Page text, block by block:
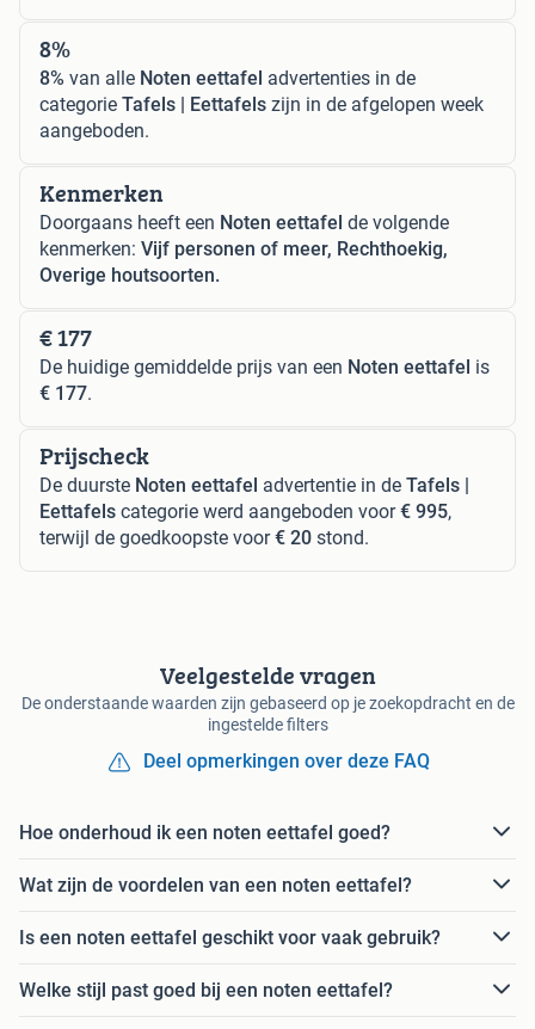
8%
8% van alle Noten eettafel advertenties in de
categorie Tafels | Eettafels zijn in de afgelopen week
aangeboden.
Kenmerken
Doorgaans heeft een Noten eettafel de volgende
kenmerken: Vijf personen of meer, Rechthoekig,
Overige houtsoorten.
€ 177
De huidige gemiddelde prijs van een Noten eettafel is
€ 177.
Prijscheck
De duurste Noten eettafel advertentie in de Tafels |
Eettafels categorie werd aangeboden voor€ 995,
terwijl de goedkoopste voor€ 20 stond.
Veelgestelde vragen
De onderstaande waarden zijn gebaseerd op je zoekopdracht en de
ingestelde filters
Deel opmerkingen over deze FAQ
Hoe onderhoud ik een noten eettafel goed?
Wat zijn de voordelen van een noten eettafel?
Is een noten eettafel geschikt voor vaak gebruik?
Welke stijl past goed bij een noten eettafel?